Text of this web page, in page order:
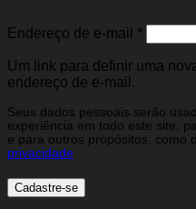
Endereço de e-mail *
Um link para definir uma
endereço de e-mail.
Seus dados pessoais serão
experiência em todo este site,
e para outros propósitos, como
privacidade
Cadastre-se